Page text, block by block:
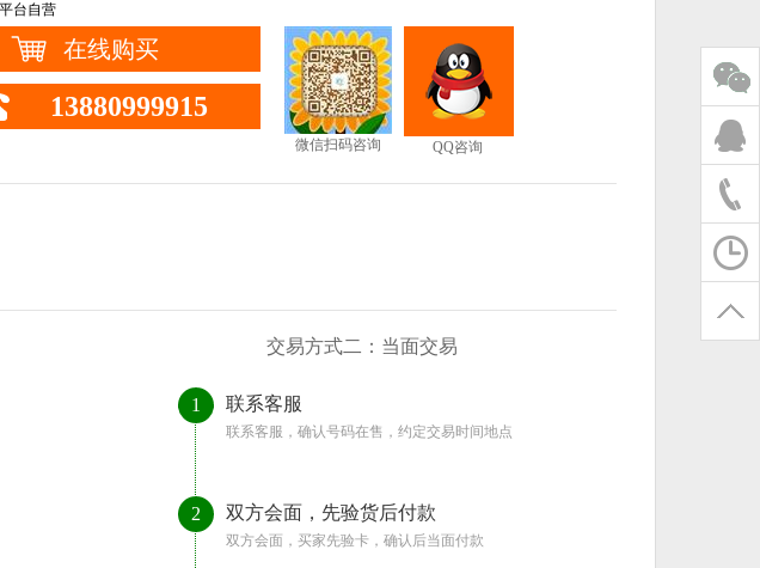
平台自营
在线购买
13880999915
微信扫码咨询 QQ咨询
交易方式二：当面交易
1 联系客服
联系客服，确认号码在售，约定交易时间地点
2 双方会面，先验货后付款
双方会面，买家先验卡，确认后当面付款